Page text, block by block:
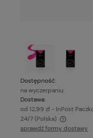
Dostępność:
na wyczerpaniu
Dostawa:
od 12,99 zł - InPost
24/7(Polska)
Cena nie zawiera
sprawdź formy dostawy